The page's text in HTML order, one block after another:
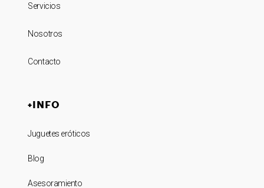
Servicios
Nosotros
Contacto
+INFO
Juguetes eróticos
Blog
Asesoramiento